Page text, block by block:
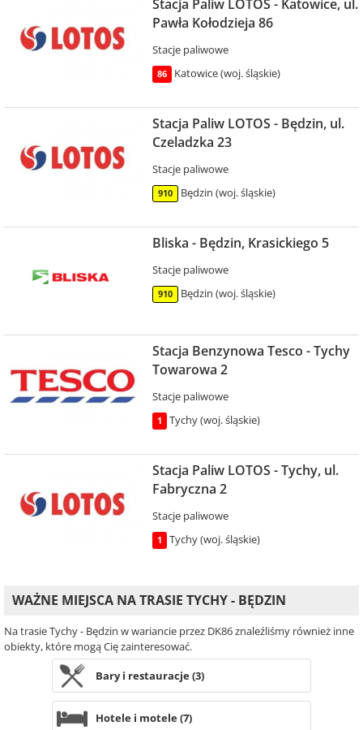
Stacja Paliw LOTOS - Katowice, ul.
Pawła Kołodzieja 86
Stacje paliwowe
86 Katowice (woj. śląskie)
Stacja Paliw LOTOS - Będzin, ul.
Czeladzka 23
Stacje paliwowe
910 Będzin (woj. śląskie)
Bliska - Będzin, Krasickiego 5
Stacje paliwowe
910 Będzin (woj. śląskie)
Stacja Benzynowa Tesco - Tychy
Towarowa 2
Stacje paliwowe
1 Tychy (woj. śląskie)
Stacja Paliw LOTOS - Tychy, ul.
Fabryczna 2
Stacje paliwowe
1 Tychy (woj. śląskie)
WAŻNE MIEJSCA NA TRASIE TYCHY - BĘDZIN
Na trasie Tychy - Będzin w wariancie przez DK86 znaleźliśmy również inne
obiekty, które mogą Cię zainteresować.
Bary i restauracje (3)
Hotele i motele (7)